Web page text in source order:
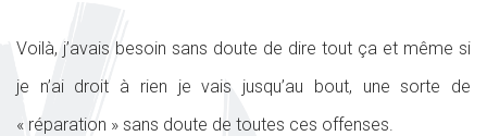
Voilà, j’avais besoin sans doute de dire tout ça et même si
je n’ai droit à rien je vais jusqu’au bout, une sorte de
« réparation » sans doute de toutes ces offenses.